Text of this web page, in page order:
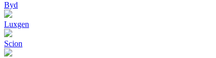
Byd
Luxgen
Scion